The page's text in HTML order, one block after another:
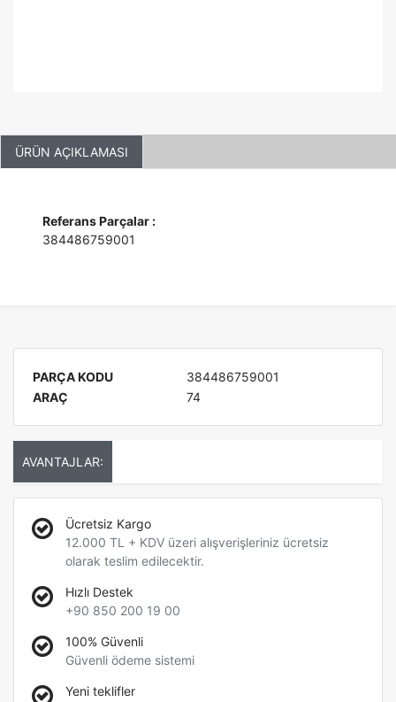
ÜRÜN AÇIKLAMASI
Referans Parçalar :
384486759001
PARÇA KODU
384486759001
ARAÇ
74
AVANTAJLAR:
Ücretsiz Kargo
12.000 TL + KDV üzeri alışverişleriniz ücretsiz
olarak teslim edilecektir.
Hızlı Destek
+90 850 200 19 00
100% Güvenli
Güvenli ödeme sistemi
Yeni teklifler